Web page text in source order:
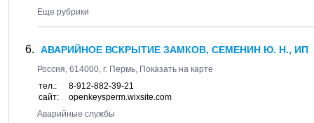
Еще рубрики
АВАРИЙНОЕ ВСКРЫТИЕ ЗАМКОВ, СЕМЕНИН Ю. Н., ИП
Россия, 614000, г. Пермь, Показать на карте
тел.:
8-912-882-39-21
сайт:
openkeysperm.wixsite.com
Аварийные службы